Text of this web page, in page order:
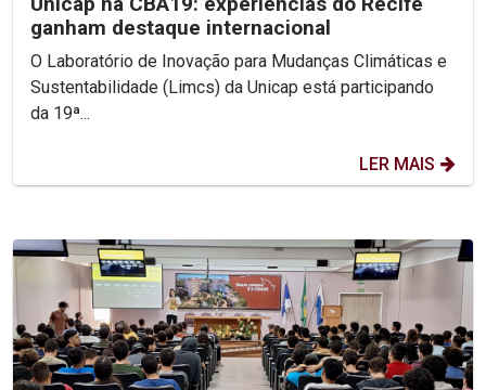
ganham destaque internacional
O Laboratório de Inovação para Mudanças Climáticas e
Sustentabilidade (Limcs) da Unicap está participando
da 19ª...
LER MAIS